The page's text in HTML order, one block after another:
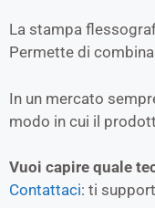
La stampa
Permette di
In un mercato
modo in cui il
Vuoi capire quale
Contattaci: ti